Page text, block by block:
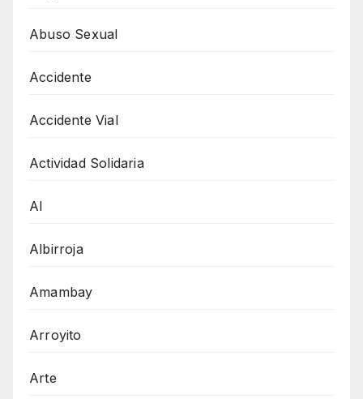
Abuso Sexual
Accidente
Accidente Vial
Actividad Solidaria
AI
Albirroja
Amambay
Arroyito
Arte